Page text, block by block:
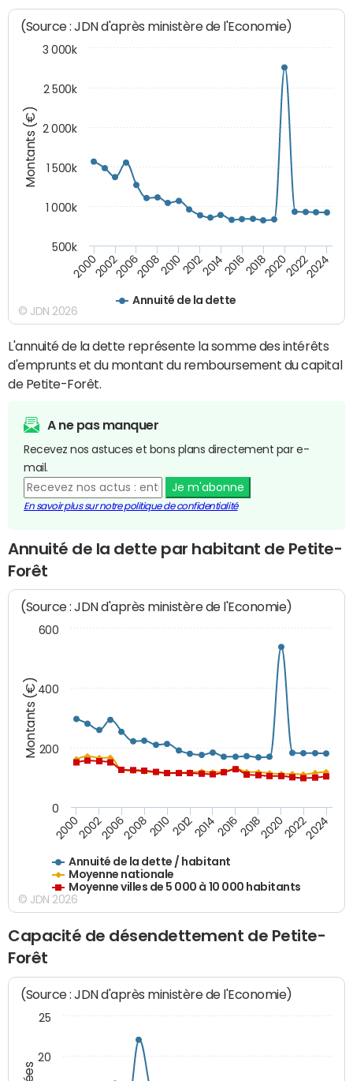
Montants (€)
(Source : JDN d'après ministère de l'Economie)
Annuité de la dette
200020022006200820102012201420162018202020222024
500k
1 000k
1 500k
2 000k
2 500k
3 000k
© JDN 2026
L'annuité de la dette représente la somme des intérêts
d'emprunts et du montant du remboursement du capital
de Petite-Forêt.
A ne pas manquer
Recevez nos astuces et bons plans directement par e-
mail.
Je m'abonne
En savoir plus sur notre politique de confidentialité
Annuité de la dette par habitant de Petite-
Forêt
Montants (€)
(Source : JDN d'après ministère de l'Economie)
Annuité de la dette / habitant
Moyenne nationale
Moyenne villes de 5 000 à 10 000 habitants
200020022006200820102012201420162018202020222024
0
200
400
600
© JDN 2026
Capacité de désendettement de Petite-
Forêt
(Source : JDN d'après ministère de l'Economie)
20
25